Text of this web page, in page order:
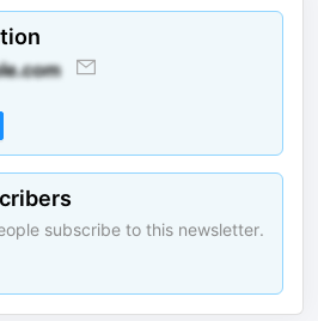
subscribe to this newsletter.